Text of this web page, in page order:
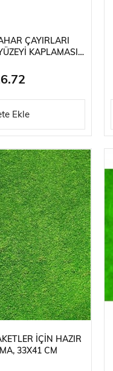
ÇAYIRLARI
KAPLAMASI,
Ekle
İÇIN HAZIR
33X41 CM